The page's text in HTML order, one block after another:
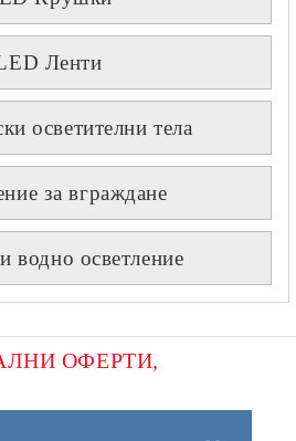
Ленти
осветителни тела
за вграждане
водно осветление
ОФЕРТИ,